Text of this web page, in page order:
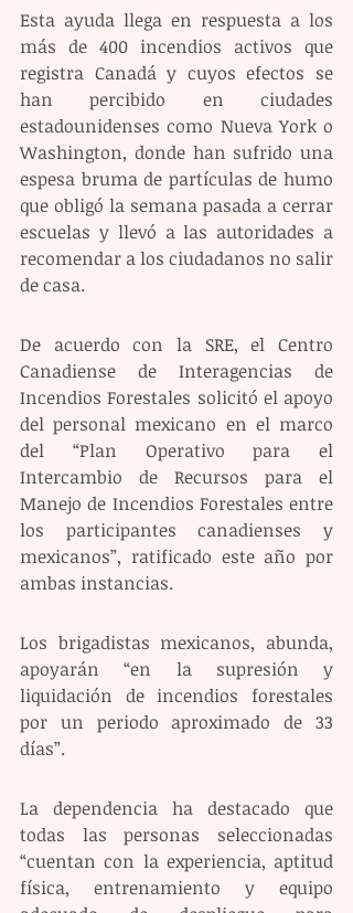
Esta ayuda llega en respuesta a los
más de 400 incendios activos que
registra Canadá y cuyos efectos se
han percibido en ciudades
estadounidenses como Nueva York o
Washington, donde han sufrido una
espesa bruma de partículas de humo
que obligó la semana pasada a cerrar
escuelas y llevó a las autoridades a
recomendar a los ciudadanos no salir
de casa.
De acuerdo con la SRE, el Centro
Canadiense de Interagencias de
Incendios Forestales solicitó el apoyo
del personal mexicano en el marco
del “Plan Operativo para el
Intercambio de Recursos para el
Manejo de Incendios Forestales entre
los participantes canadienses y
mexicanos”, ratificado este año por
ambas instancias.
Los brigadistas mexicanos, abunda,
apoyarán “en la supresión y
liquidación de incendios forestales
por un periodo aproximado de 33
días”.
La dependencia ha destacado que
todas las personas seleccionadas
“cuentan con la experiencia, aptitud
física, entrenamiento y equipo